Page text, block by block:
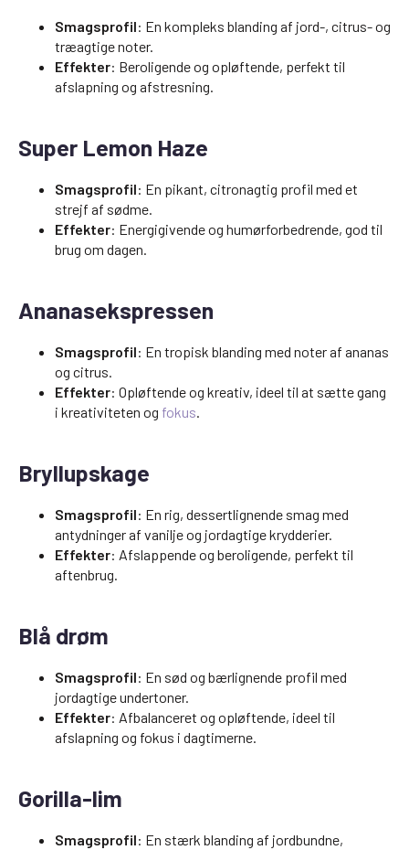
Smagsprofil: En kompleks blanding af jord-, citrus- og
træagtige noter.
Effekter: Beroligende og opløftende, perfekt til
afslapning og afstresning.
Super Lemon Haze
Smagsprofil: En pikant, citronagtig profil med et
strejf af sødme.
Effekter: Energigivende og humørforbedrende, god til
brug om dagen.
Ananasekspressen
Smagsprofil: En tropisk blanding med noter af ananas
og citrus.
Effekter: Opløftende og kreativ, ideel til at sætte gang
i kreativiteten og fokus.
Bryllupskage
Smagsprofil: En rig, dessertlignende smag med
antydninger af vanilje og jordagtige krydderier.
Effekter: Afslappende og beroligende, perfekt til
aftenbrug.
Blå drøm
Smagsprofil: En sød og bærlignende profil med
jordagtige undertoner.
Effekter: Afbalanceret og opløftende, ideel til
afslapning og fokus i dagtimerne.
Gorilla-lim
Smagsprofil: En stærk blanding af jordbundne,